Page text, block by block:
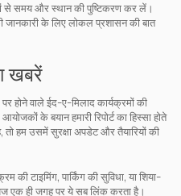
से समय और स्थान की पुष्टिकरण कर लें।
जानकारी के लिए लोकल प्रशासन की बात
खबरें
होने वाले ईद-ए-मिलाद कार्यक्रमों की
के बयान हमारी रिपोर्ट का हिस्सा होते
तो हम उसमें सुरक्षा अपडेट और तैयारियों की
की टाइमिंग, पार्किंग की सुविधा, या शिया-
एक ही जगह पर ये सब लिंक करता है।